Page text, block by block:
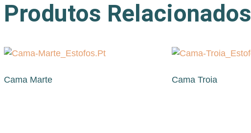
Produtos Relacionados
Cama Marte Cama Troia